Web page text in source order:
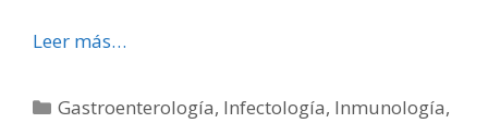
Leer más…
Categorías
Gastroenterología, Infectología, Inmunología,